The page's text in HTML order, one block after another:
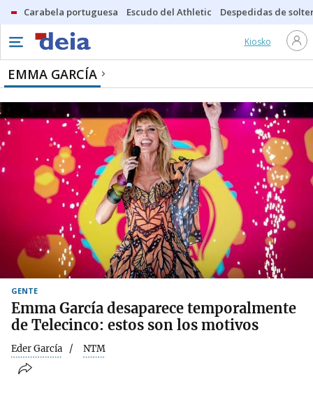
Carabela portuguesa Escudo del Athletic Despedidas de
Kiosko
EMMA GARCÍA
GENTE
Emma García desaparece temporalmente
de Telecinco: estos son los motivos
Eder García NTM